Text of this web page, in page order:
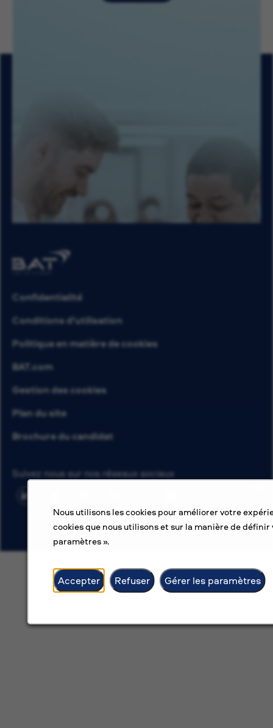
Nous utilisons les cookies pour améliorer votre
cookies que nous utilisons et sur la manière de
paramètres ».
Accepter Refuser Gérer les paramètres
Confidentialité
Conditions d’utilisation
Politique en matière de cookies
BAT.com
Gestion des cookies
Plan du site
Brochure du candidat
Suivez nous sur nos réseaux sociaux